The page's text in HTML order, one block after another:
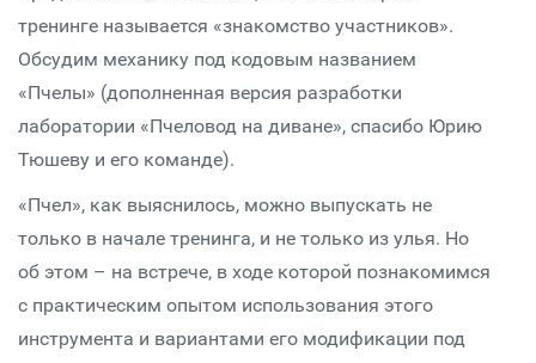
тренинге называется «знакомство участников».
Обсудим механику под кодовым названием
«Пчелы» (дополненная версия разработки
лаборатории «Пчеловод на диване», спасибо Юрию
Тюшеву и его команде).
«Пчел», как выяснилось, можно выпускать не
только в начале тренинга, и не только из улья. Но
об этом – на встрече, в ходе которой познакомимся
с практическим опытом использования этого
инструмента и вариантами его модификации под